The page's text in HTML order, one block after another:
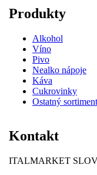
Produkty
Alkohol
Víno
Pivo
Nealko nápoje
Káva
Cukrovinky
Ostatný sortiment
Kontakt
ITALMARKET